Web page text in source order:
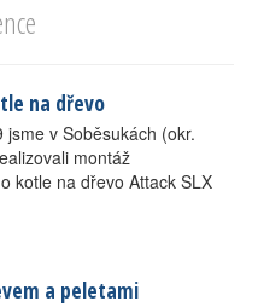
na dřevo
jsme v Soběsukách (okr.
montáž
kotle na dřevo Attack SLX
a peletami